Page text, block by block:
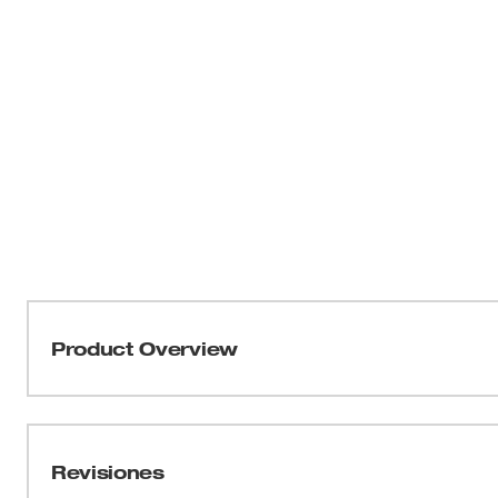
Product Overview
PVC de hasta 6”. Construida en hierro fundido con
Revisiones